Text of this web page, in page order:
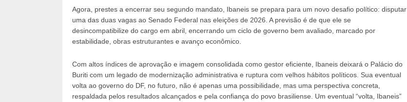
Agora, prestes a encerrar seu segundo mandato, Ibaneis se prepara para um novo desafio político: disputar
uma das duas vagas ao Senado Federal nas eleições de 2026. A previsão é de que ele se
desincompatibilize do cargo em abril, encerrando um ciclo de governo bem avaliado, marcado por
estabilidade, obras estruturantes e avanço econômico.
Com altos índices de aprovação e imagem consolidada como gestor eficiente, Ibaneis deixará o Palácio do
Buriti com um legado de modernização administrativa e ruptura com velhos hábitos políticos. Sua eventual
volta ao governo do DF, no futuro, não é apenas uma possibilidade, mas uma perspectiva concreta,
respaldada pelos resultados alcançados e pela confiança do povo brasiliense. Um eventual “volta, Ibaneis”